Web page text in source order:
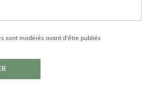
sont modérés avant d'être publiés